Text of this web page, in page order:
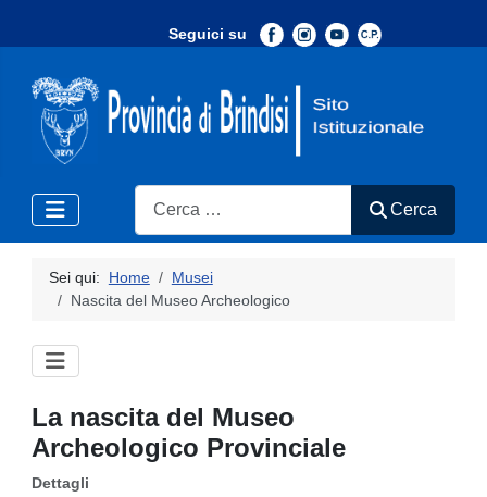
Seguici su
Search
Cerca
Sei qui: Home
Musei
Nascita del Museo Archeologico
La nascita del Museo
Archeologico Provinciale
Dettagli